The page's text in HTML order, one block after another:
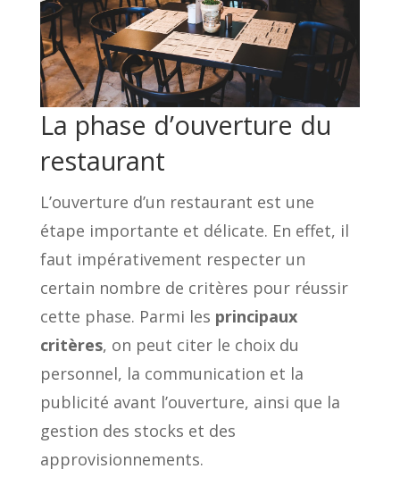
La phase d’ouverture du
restaurant
L’ouverture d’un restaurant est une
étape importante et délicate. En effet, il
faut impérativement respecter un
certain nombre de critères pour réussir
cette phase. Parmi les principaux
critères, on peut citer le choix du
personnel, la communication et la
publicité avant l’ouverture, ainsi que la
gestion des stocks et des
approvisionnements.